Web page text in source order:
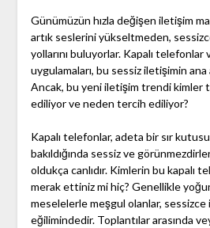
Günümüzün hızla değişen iletişim
artık seslerini yükseltmeden,
yollarını buluyorlar. Kapalı telefonlar
uygulamaları, bu sessiz iletişimin ana
Ancak, bu yeni iletişim trendi kimler
ediliyor ve neden tercih ediliyor?
Kapalı telefonlar, adeta bir sır kutusu
bakıldığında sessiz ve
oldukça canlıdır. Kimlerin bu kapalı
merak ettiniz mi hiç? Genellikle
meselelerle meşgul olanlar, sessizce
eğilimindedir. Toplantılar arasında